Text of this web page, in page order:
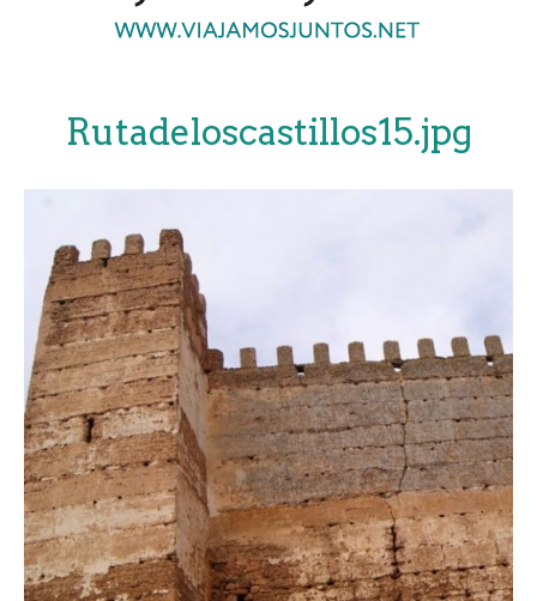
Rutadeloscastillos15.jpg